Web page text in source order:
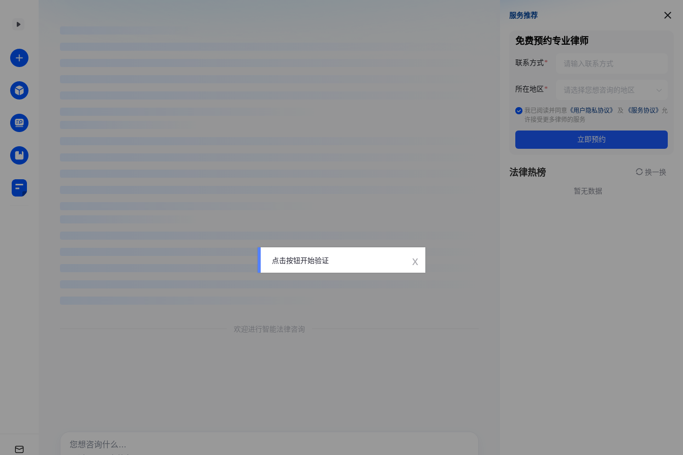
欢迎进行智能法律咨询
服务推荐
服务推荐
免费预约专业律师
联系方式
所在地区
我已阅读并同意 《用户隐私协议》 及 《服务协议》 允
许接受更多律师的服务
立即预约
法律热榜 换一换
暂无数据
点击按钮开始验证 x